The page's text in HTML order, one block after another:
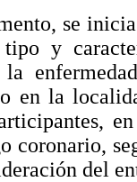
se
y
en la
coronario,
del